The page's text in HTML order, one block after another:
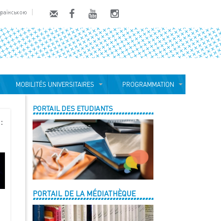
MOBILITÉS UNIVERSITAIRES PROGRAMMATION
PORTAIL DES ETUDIANTS
PORTAIL DE LA MÉDIATHÈQUE